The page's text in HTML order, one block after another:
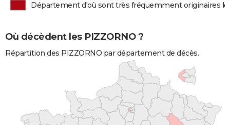
Département d'où sont très fréquemment originaires
Où décèdent les PIZZORNO ?
Répartition des PIZZORNO par département de décès.